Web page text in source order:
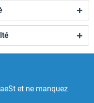
et ne manquez